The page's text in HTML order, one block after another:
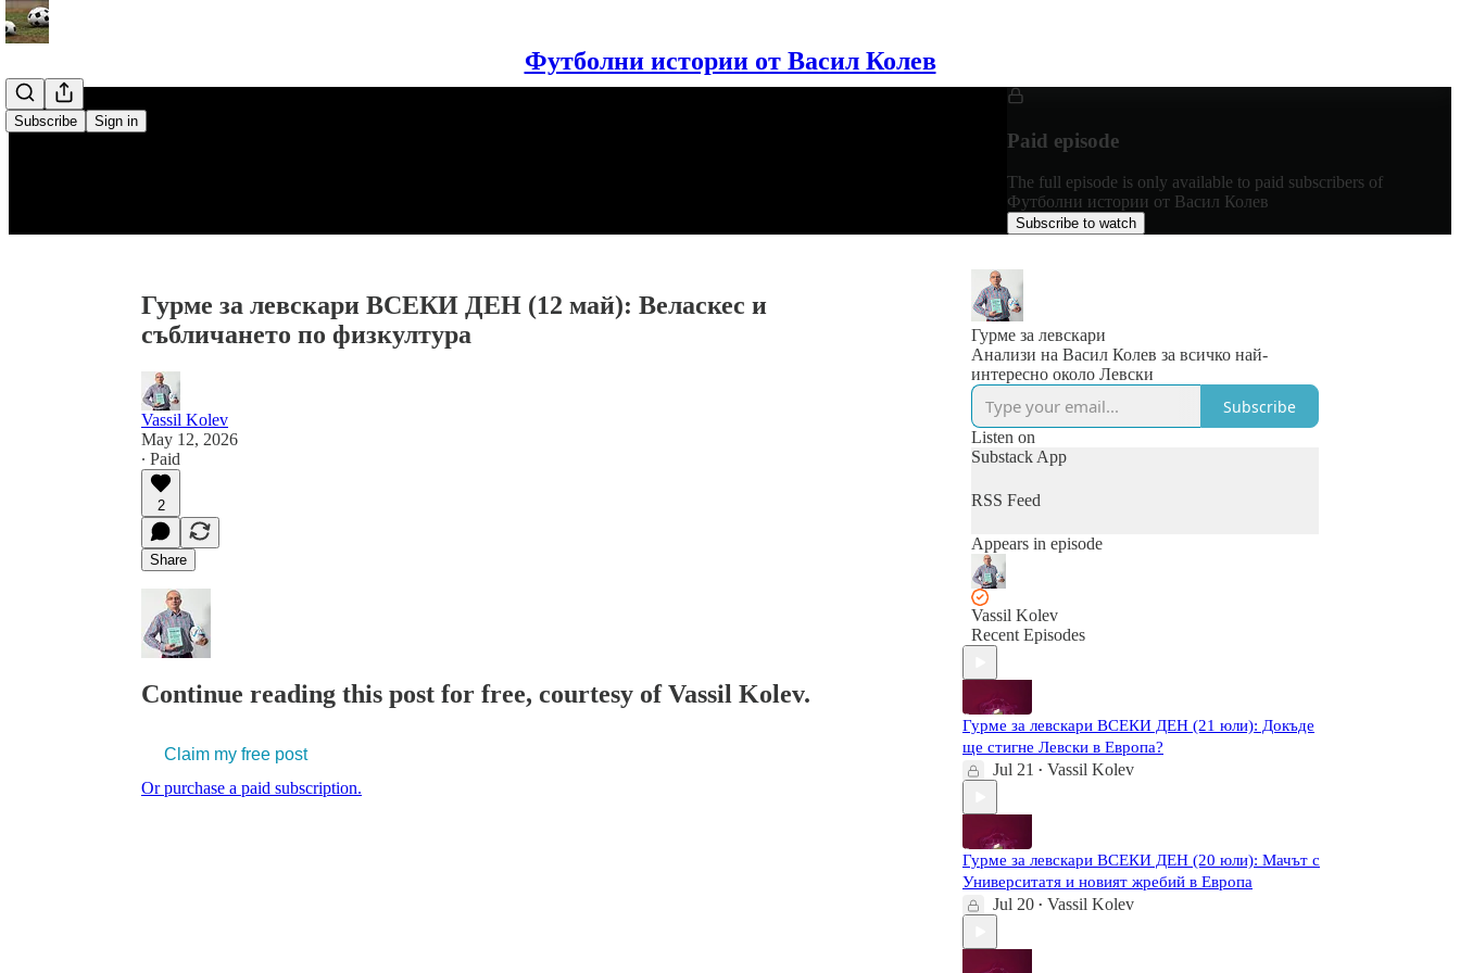
Футболни истории от Васил Колев
Subscribe Sign in
Paid episode
The full episode is only available to paid subscribers of
Футболни истории от Васил Колев
Subscribe to watch
Гурме за левскари ВСЕКИ ДЕН (12 май): Веласкес и
събличането по физкултура
Vassil Kolev
May 12, 2026
∙ Paid
2
Share
Continue reading this post for free, courtesy of Vassil Kolev.
Claim my free post
Or purchase a paid subscription.
Гурме за левскари
Анализи на Васил Колев за всичко най-
интересно около Левски
Subscribe
Listen on
Substack App
RSS Feed
Appears in episode
Vassil Kolev
Recent Episodes
Гурме за левскари ВСЕКИ ДЕН (21 юли): Докъде
ще стигне Левски в Европа?
Jul 21 • Vassil Kolev
Гурме за левскари ВСЕКИ ДЕН (20 юли): Мачът с
Университатя и новият жребий в Европа
Jul 20 • Vassil Kolev